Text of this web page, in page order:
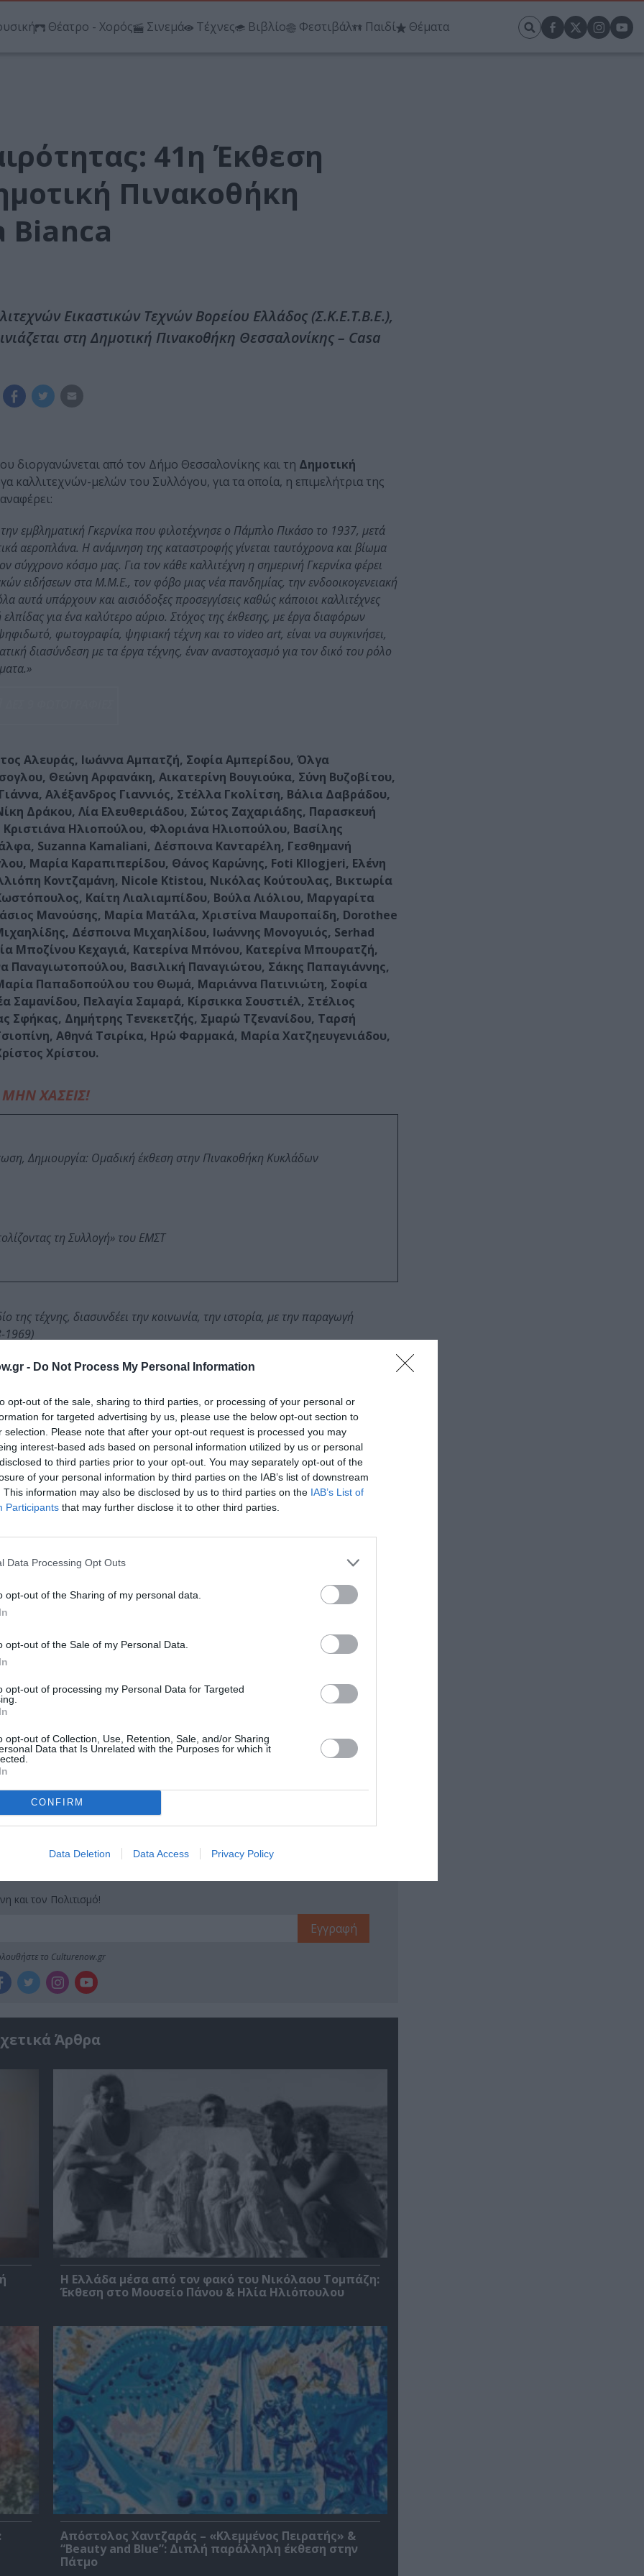
- Do Not Process My Personal Information
opt-out of the sale, sharing to third parties, or processing of your personal or
for targeted advertising by us, please use the below opt-out section to
selection. Please note that after your opt-out request is processed you may
interest-based ads based on personal information utilized by us or personal
to third parties prior to your opt-out. You may separately opt-out of the
of your personal information by third parties on the IAB’s list of downstream
This information may also be disclosed by us to third parties on the IAB’s List of
Participants that may further disclose it to other third parties.
Data Processing Opt Outs
opt-out of the Sharing of my personal data.
opt-out of the Sale of my Personal Data.
opt-out of processing my Personal Data for Targeted
opt-out of Collection, Use, Retention, Sale, and/or Sharing
Data that Is Unrelated with the Purposes for which it
CONFIRM
Data Deletion Data Access Privacy Policy
Θέατρο - Χορός Σινεμά Τέχνες Βιβλίο Φεστιβάλ Παιδί Θέματα
41η Έκθεση
Πινακοθήκη
Bianca
Εικαστικών Τεχνών Βορείου Ελλάδος (Σ.Κ.Ε.Τ.Β.Ε.),
στη Δημοτική Πινακοθήκη Θεσσαλονίκης – Casa
διοργανώνεται από τον Δήμο Θεσσαλονίκης και τη Δημοτική
καλλιτεχνών-μελών του Συλλόγου, για τα οποία, η επιμελήτρια της
εμβληματική Γκερνίκα που φιλοτέχνησε ο Πάμπλο Πικάσο το 1937, μετά
αεροπλάνα. Η ανάμνηση της καταστροφής γίνεται ταυτόχρονα και βίωμα
κόσμο μας. Για τον κάθε καλλιτέχνη η σημερινή Γκερνίκα φέρει
ειδήσεων στα Μ.Μ.Ε., τον φόβο μιας νέα πανδημίας, την ενδοοικογενειακή
αυτά υπάρχουν και αισιόδοξες προσεγγίσεις καθώς κάποιοι καλλιτέχνες
για ένα καλύτερο αύριο. Στόχος της έκθεσης, με έργα διαφόρων
φωτογραφία, ψηφιακή τέχνη και το video art, είναι να συγκινήσει,
διασύνδεση με τα έργα τέχνης, έναν αναστοχασμό για τον δικό του ρόλο
Αλευράς, Ιωάννα Αμπατζή, Σοφία Αμπερίδου, Όλγα
Θεώνη Αρφανάκη, Αικατερίνη Βουγιούκα, Σύνη Βυζοβίτου,
Αλέξανδρος Γιαννιός, Στέλλα Γκολίτση, Βάλια Δαβράδου,
Δράκου, Λία Ελευθεριάδου, Σώτος Ζαχαριάδης, Παρασκευή
Ηλιοπούλου, Φλοριάνα Ηλιοπούλου, Βασίλης
Suzanna Kamaliani, Δέσποινα Κανταρέλη, Γεσθημανή
Μαρία Καραπιπερίδου, Θάνος Καρώνης, Foti Kllogjeri, Ελένη
Κοντζαμάνη, Nicole Ktistou, Νικόλας Κούτουλας, Βικτωρία
Καίτη Λιαλιαμπίδου, Βούλα Λιόλιου, Μαργαρίτα
Μανούσης, Μαρία Ματάλα, Χριστίνα Μαυροπαίδη, Dorothee
Δέσποινα Μιχαηλίδου, Ιωάννης Μονογυιός, Serhad
Μποζίνου Κεχαγιά, Κατερίνα Μπόνου, Κατερίνα Μπουρατζή,
Βασιλική Παναγιώτου, Σάκης Παπαγιάννης,
Παπαδοπούλου του Θωμά, Μαριάννα Πατινιώτη, Σοφία
Σαμανίδου, Πελαγία Σαμαρά, Κίρσικκα Σουστιέλ, Στέλιος
Σφήκας, Δημήτρης Τενεκετζής, Σμαρώ Τζενανίδου, Ταρσή
Αθηνά Τσιρίκα, Ηρώ Φαρμακά, Μαρία Χατζηευγενιάδου,
Χρίστου.
ΜΗΝ ΧΑΣΕΙΣ!
Δημιουργία: Ομαδική έκθεση στην Πινακοθήκη Κυκλάδων
τη Συλλογή» του ΕΜΣΤ
της τέχνης, διασυνδέει την κοινωνία, την ιστορία, με την παραγωγή
1969)
παρέμβαση από τον καθηγητή συγκριτικής μουσικολογίας, σολίστ και
μόνο να μη βρέξει
10.00-
Τοποθεσία:
182 & Θεμ. Σοφούλη, Θεσσαλονίκη
Δημοτική Πινακοθήκη Θεσσαλονίκης – Casa Bianca
πρώτοι όλες τις ειδήσεις
στο
Δες εδώ!❯
ΖΩΓΡΑΦΙΚΗ
και τον Πολιτισμό!
το Culturenow.gr
Άρθρα
Η Ελλάδα μέσα από τον φακό του Νικόλαου Τομπάζη:
Έκθεση στο Μουσείο Πάνου & Ηλία Ηλιόπουλου
Απόστολος Χαντζαράς – «Κλεμμένος Πειρατής» &
“Beauty and Blue”: Διπλή παράλληλη έκθεση στην
Πάτμο